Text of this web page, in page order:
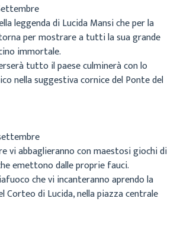
leggenda di Lucida Mansi che per la
per mostrare a tutti la sua grande
immortale.
tutto il paese culminerà con lo
nella suggestiva cornice del Ponte del
vi abbaglieranno con maestosi giochi di
emettono dalle proprie fauci.
che vi incanteranno aprendo la
Corteo di Lucida, nella piazza centrale